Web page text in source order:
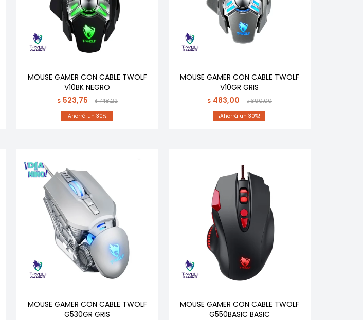
MOUSE GAMER CON CABLE TWOLF
V10BK NEGRO
$ 523,75 $748,22
30
MOUSE GAMER CON CABLE TWOLF
V10GR GRIS
$ 483,00 $690,00
30
MOUSE GAMER CON CABLE TWOLF
G530GR GRIS
MOUSE GAMER CON CABLE TWOLF
G550BASIC BASIC